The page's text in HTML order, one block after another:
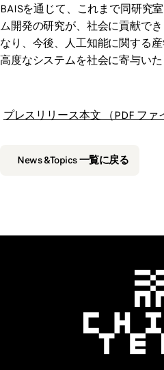
BAISを通じて、これまで同研究
ム開発の研究が、社会に貢献で
なり、今後、人工知能に関する
高度なシステムを社会に寄与いた
プレスリリース本文 （PDF ファ
News &Topics 一覧に戻る
千葉